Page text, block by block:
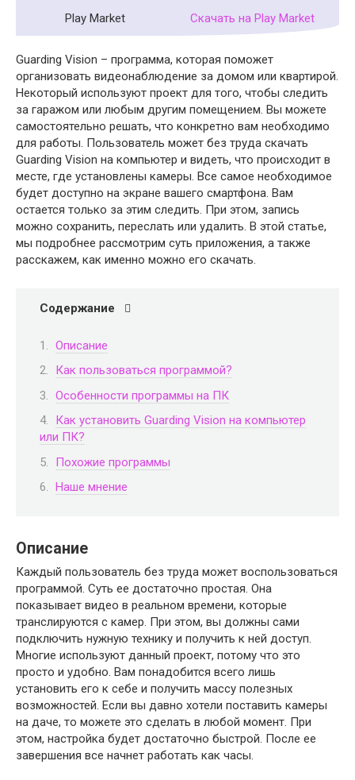
Play Market
Скачать на Play Market
Guarding Vision – программа, которая поможет
организовать видеонаблюдение за домом или квартирой.
Некоторый используют проект для того, чтобы следить
за гаражом или любым другим помещением. Вы можете
самостоятельно решать, что конкретно вам необходимо
для работы. Пользователь может без труда скачать
Guarding Vision на компьютер и видеть, что происходит в
месте, где установлены камеры. Все самое необходимое
будет доступно на экране вашего смартфона. Вам
остается только за этим следить. При этом, запись
можно сохранить, переслать или удалить. В этой статье,
мы подробнее рассмотрим суть приложения, а также
расскажем, как именно можно его скачать.
Содержание
Описание
Как пользоваться программой?
Особенности программы на ПК
Как установить Guarding Vision на компьютер
или ПК?
Похожие программы
Наше мнение
Описание
Каждый пользователь без труда может воспользоваться
программой. Суть ее достаточно простая. Она
показывает видео в реальном времени, которые
транслируются с камер. При этом, вы должны сами
подключить нужную технику и получить к ней доступ.
Многие используют данный проект, потому что это
просто и удобно. Вам понадобится всего лишь
установить его к себе и получить массу полезных
возможностей. Если вы давно хотели поставить камеры
на даче, то можете это сделать в любой момент. При
этом, настройка будет достаточно быстрой. После ее
завершения все начнет работать как часы.